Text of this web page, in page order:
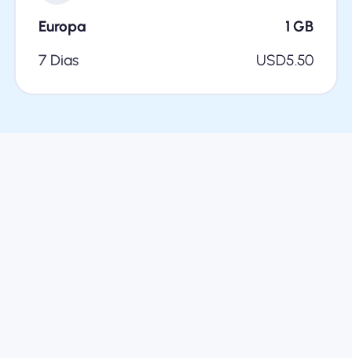
Europa 1 GB
7 Dias
USD5.50